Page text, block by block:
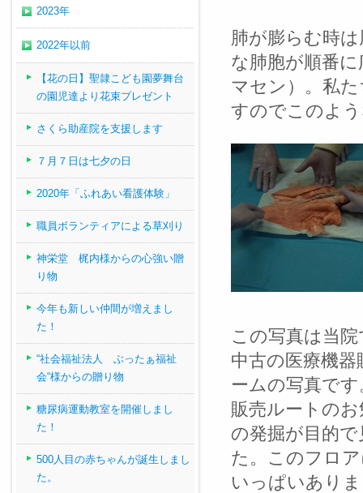
肺が膨らむ時
な肺胞が順番
マセン）。私
すのでこのよ
この写真は当
中古の医療機
ームの写真で
販売ルートの
の発掘が目的
た。このフロ
いっぱいあり
2023年
2022年以前
【花の日】聖隷こども園夢舞台
の園児達より花束プレゼント
さくら助産院を支援します
７月７日は七夕の日
2020年「ふれあい看護体験」
職員ボランティアによる草刈り
神栄堂 梶内様からの心強い贈
り物
今年も新しい仲間が増えまし
た！
“社会福祉法人 ぶったぁ福祉
会“様からの贈り物
糖尿病運動教室を開催しまし
た！
500人目の赤ちゃんが誕生しまし
た。